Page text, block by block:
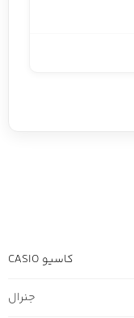
کاسیو CASIO
جنرال